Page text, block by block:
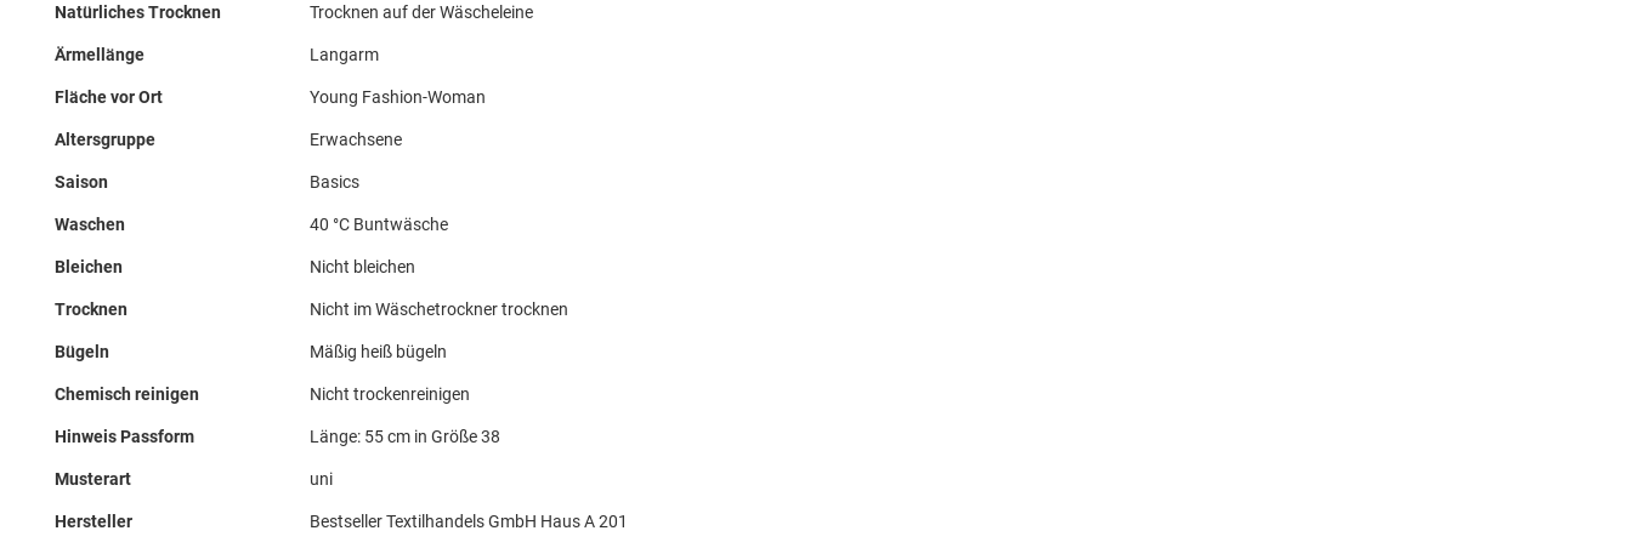
Natürliches Trocknen Trocknen auf der Wäscheleine
Ärmellänge Langarm
Fläche vor Ort Young Fashion-Woman
Altersgruppe Erwachsene
Saison Basics
Waschen 40 °C Buntwäsche
Bleichen Nicht bleichen
Trocknen Nicht im Wäschetrockner trocknen
Bügeln Mäßig heiß bügeln
Chemisch reinigen Nicht trockenreinigen
Hinweis Passform Länge: 55 cm in Größe 38
Musterart uni
Hersteller Bestseller Textilhandels GmbH Haus A 201